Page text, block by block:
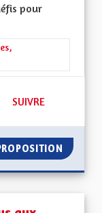
pour
51 ABONNÉS
SUIVRE